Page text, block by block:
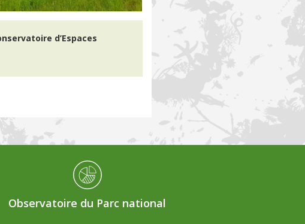
d’Espaces
Observatoire du Parc national